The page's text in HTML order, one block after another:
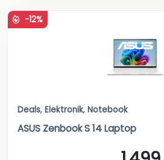
-12%
Deals, Elektronik, Notebook
ASUS Zenbook S 14 Laptop